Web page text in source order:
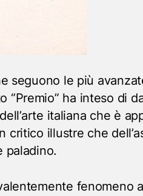
seguono le più
“Premio” ha inteso di
italiana che è
critico illustre che
paladino.
fenomeno